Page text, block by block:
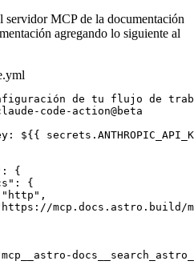
servidor MCP de la documentación
agregando lo siguiente al
de tu flujo de
code-action@beta
: ${{
{
{
mcp.docs.astro.build/
mcp__astro-